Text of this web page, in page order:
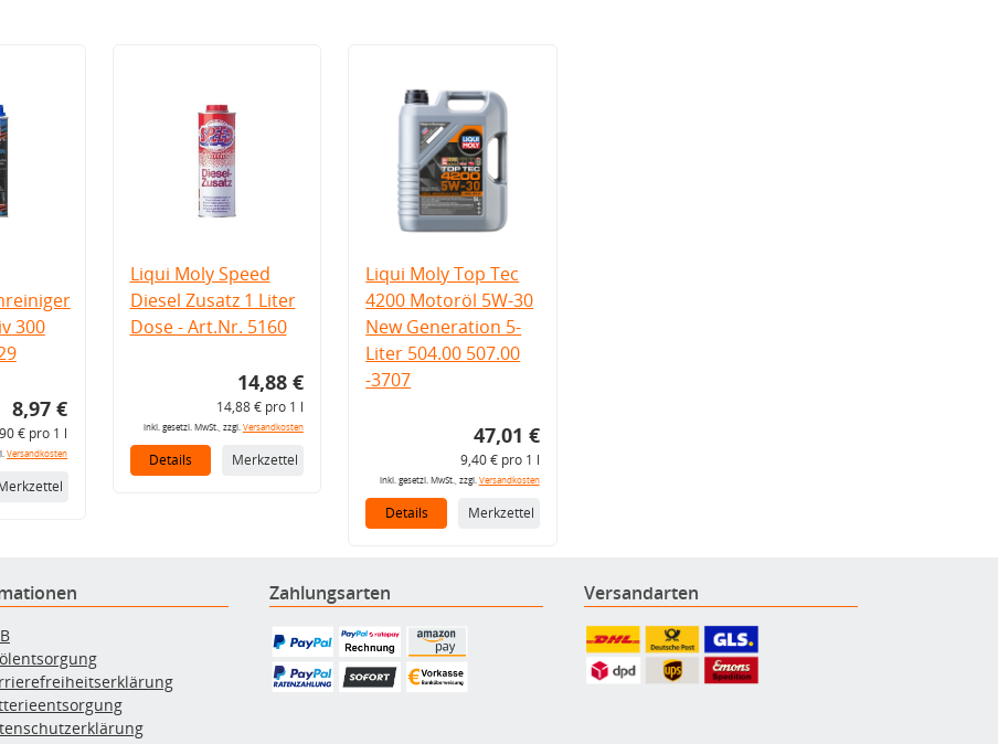
300
8,97 €
€ pro 1 l
Versandkosten
Liqui Moly Speed
Diesel Zusatz 1 Liter
Dose - Art.Nr. 5160
14,88 €
14,88 € pro 1 l
inkl. gesetzl. MwSt., zzgl. Versandkosten
Details Merkzettel
Liqui Moly Top Tec
4200 Motoröl 5W-30
New Generation 5-
Liter 504.00 507.00
-3707
47,01 €
9,40 € pro 1 l
inkl. gesetzl. MwSt., zzgl. Versandkosten
Details Merkzettel
Zahlungsarten Versandarten